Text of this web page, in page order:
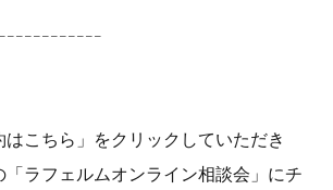
こちら」をクリックしていただき
「ラフェルムオンライン相談会」にチ